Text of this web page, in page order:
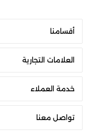
أقسامنا
العلامات التجارية
خدمة العملاء
تواصل معنا